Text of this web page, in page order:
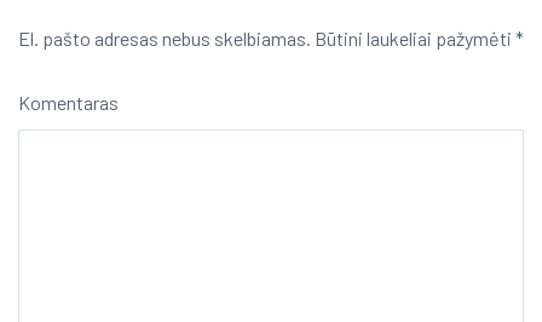
El. pašto adresas nebus skelbiamas. Būtini laukeliai pažymėti *
Komentaras